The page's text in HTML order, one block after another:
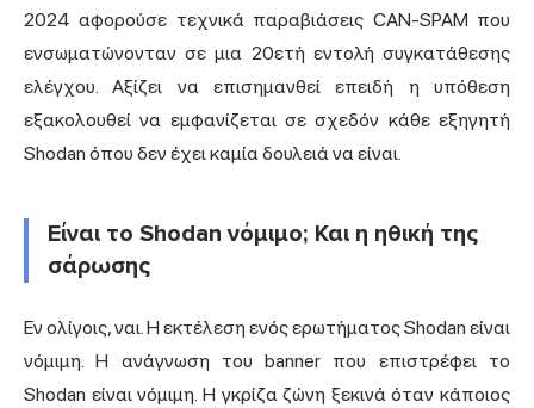
2024 αφορούσε τεχνικά παραβιάσεις CAN-SPAM που
ενσωματώνονταν σε μια 20ετή εντολή συγκατάθεσης
ελέγχου. Αξίζει να επισημανθεί επειδή η υπόθεση
εξακολουθεί να εμφανίζεται σε σχεδόν κάθε εξηγητή
Shodan όπου δεν έχει καμία δουλειά να είναι.
Είναι το Shodan νόμιμο; Και η ηθική της
σάρωσης
Εν ολίγοις, ναι. Η εκτέλεση ενός ερωτήματος Shodan είναι
νόμιμη. Η ανάγνωση του banner που επιστρέφει το
Shodan είναι νόμιμη. Η γκρίζα ζώνη ξεκινά όταν κάποιος